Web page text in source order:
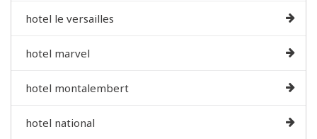
hotel le versailles
hotel marvel
hotel montalembert
hotel national